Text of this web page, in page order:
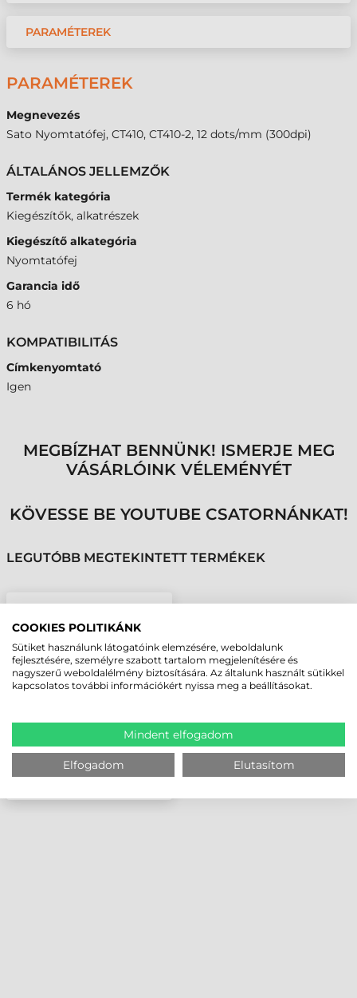
PARAMÉTEREK
PARAMÉTEREK
Megnevezés
Sato Nyomtatófej, CT410, CT410-2, 12 dots/mm (300dpi)
ÁLTALÁNOS JELLEMZŐK
Termék kategória
Kiegészítők, alkatrészek
Kiegészítő alkategória
Nyomtatófej
Garancia idő
6 hó
KOMPATIBILITÁS
Címkenyomtató
Igen
MEGBÍZHAT BENNÜNK! ISMERJE MEG
VÁSÁRLÓINK VÉLEMÉNYÉT
KÖVESSE BE YOUTUBE CSATORNÁNKAT!
LEGUTÓBB MEGTEKINTETT TERMÉKEK
CT410, CT410-2, 12
DOTS/MM (300DPI)
COOKIES POLITIKÁNK
Sütiket használunk látogatóink elemzésére, weboldalunk
fejlesztésére, személyre szabott tartalom megjelenítésére és
nagyszerű weboldalélmény biztosítására. Az általunk használt sütikkel
kapcsolatos további információkért nyissa meg a beállításokat.
Mindent elfogadom
Elfogadom Elutasítom